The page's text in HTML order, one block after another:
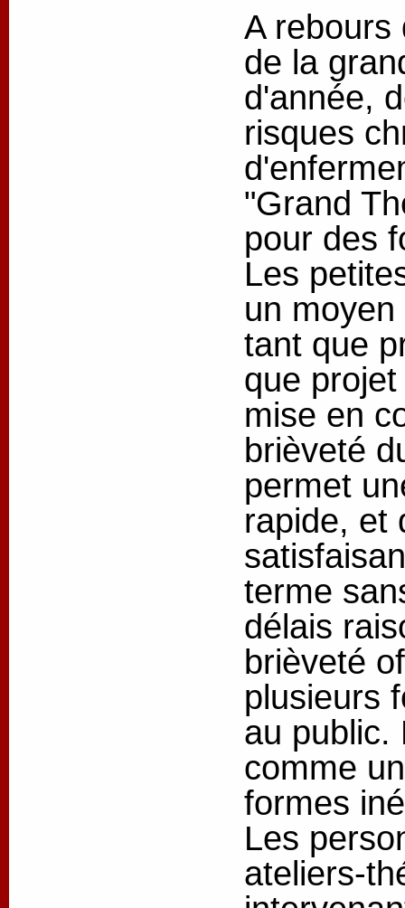
A rebours
de la
d'année,
risques
"Grand
pour des
Les
un
tant que
que
mise en
brièveté
permet
rapide, et
terme
délais
brièveté
plusieurs
au public.
comme
formes
Les
ateliers-